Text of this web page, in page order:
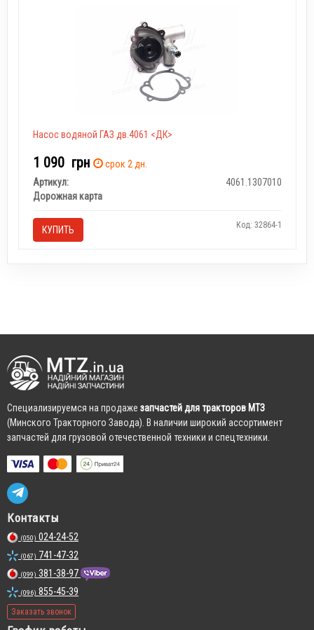
Насос водяной ГАЗ дв.4061 <ДК>
1 090 грн
срок 2 дн.
Артикул:
4061.1307010
Дорожная карта
КУПИТЬ Код: 32864-1
Cпециализируемся на продаже запчастей для тракторов МТЗ
(Минского Тракторного Завода). В наличии широкий ассортимент
запчастей для грузовой отечественной техники и спецтехники.
Контакты
(050) 024-24-52
(067) 741-47-32
(099) 381-38-97
(096) 855-45-39
Заказать звонок